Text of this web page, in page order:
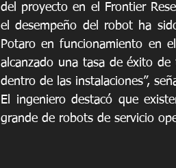
del proyecto en el Frontier
el desempeño del robot ha
Potaro en funcionamiento en
alcanzado una tasa de éxito
dentro de las instalaciones”,
El ingeniero destacó que
grande de robots de servicio